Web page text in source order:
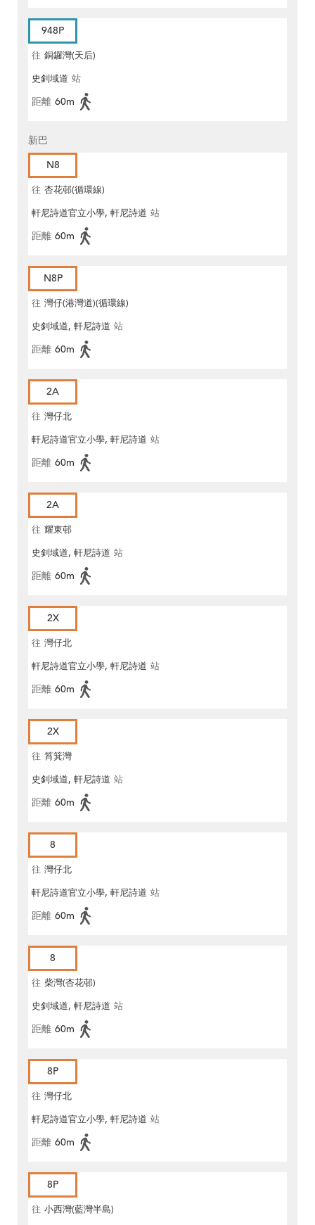
948P
往 銅鑼灣(天后)
史釗域道 站
距離 60m
新巴
N8
往 杏花邨(循環線)
軒尼詩道官立小學, 軒尼詩道 站
距離 60m
N8P
往 灣仔(港灣道)(循環線)
史釗域道, 軒尼詩道 站
距離 60m
2A
往 灣仔北
軒尼詩道官立小學, 軒尼詩道 站
距離 60m
2A
往 耀東邨
史釗域道, 軒尼詩道 站
距離 60m
2X
往 灣仔北
軒尼詩道官立小學, 軒尼詩道 站
距離 60m
2X
往 筲箕灣
史釗域道, 軒尼詩道 站
距離 60m
8
往 灣仔北
軒尼詩道官立小學, 軒尼詩道 站
距離 60m
8
往 柴灣(杏花邨)
史釗域道, 軒尼詩道 站
距離 60m
8P
往 灣仔北
軒尼詩道官立小學, 軒尼詩道 站
距離 60m
8P
往 小西灣(藍灣半島)